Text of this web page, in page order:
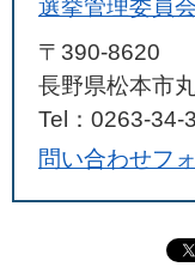
選挙管理委員
〒390-8620
長野県松本市
Tel：0263-34-
問い合わせフ